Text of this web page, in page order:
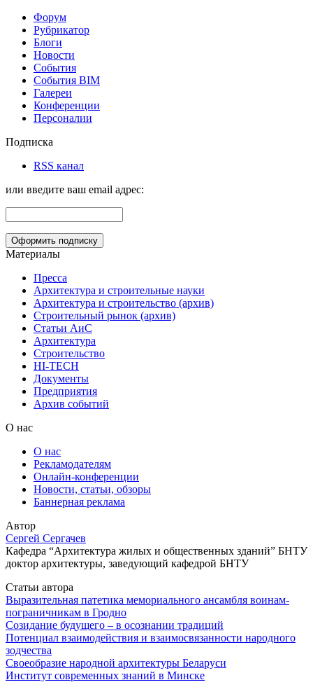
Форум
Рубрикатор
Блоги
Новости
События
События BIM
Галереи
Конференции
Персоналии
Подписка
RSS канал
или введите ваш email адрес:
Материалы
Пресса
Архитектура и строительные науки
Архитектура и строительство (архив)
Строительный рынок (архив)
Статьи АиС
Архитектура
Строительство
HI-TECH
Документы
Предприятия
Архив событий
О нас
О нас
Рекламодателям
Онлайн-конференции
Новости, статьи, обзоры
Баннерная реклама
Автор
Сергей Сергачев
Кафедра “Архитектура жилых и общественных зданий” БНТУ
доктор архитектуры, заведующий кафедрой БНТУ
Статьи автора
Выразительная патетика мемориального ансамбля воинам-
пограничникам в Гродно
Созидание будущего – в осознании традиций
Потенциал взаимодействия и взаимосвязанности народного
зодчества
Своеобразие народной архитектуры Беларуси
Институт современных знаний в Минске